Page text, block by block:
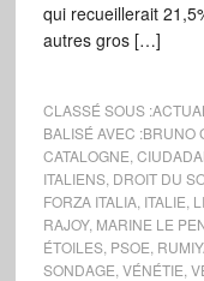
qui recueillerait
autres gros […]
CLASSÉ SOUS :
BALISÉ AVEC :BRUNO
CATALOGNE
ITALIENS, DROIT DU
FORZA ITALIA, ITALIE
RAJOY, MARINE LE
ÉTOILES, PSOE
SONDAGE VÉNÉTIE